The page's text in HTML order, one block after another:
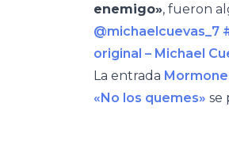
enemigo», fueron
@michaelcuevas_7
original – Michael
La entrada
«No los quemes» se